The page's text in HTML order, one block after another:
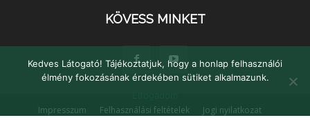
KÖVESS MINKET
Impresszum Felhasználási feltételek
Jogi nyilatkozat
Kedves Látogató! Tájékoztatjuk, hogy a honlap felhasználói
élmény fokozásának érdekében sütiket alkalmazunk.